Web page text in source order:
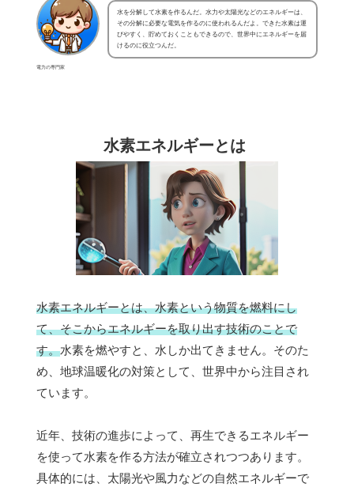
電力の専門家
水を分解して水素を作るんだ。水力や太陽光などのエネルギーは、
その分解に必要な電気を作るのに使われるんだよ。できた水素は運
びやすく、貯めておくこともできるので、世界中にエネルギーを届
けるのに役立つんだ。
水素エネルギーとは
水素エネルギーとは、水素という物質を燃料にし
て、そこからエネルギーを取り出す技術のことで
す。水素を燃やすと、水しか出てきません。そのた
め、地球温暖化の対策として、世界中から注目され
ています。
近年、技術の進歩によって、再生できるエネルギー
を使って水素を作る方法が確立されつつあります。
具体的には、太陽光や風力などの自然エネルギーで